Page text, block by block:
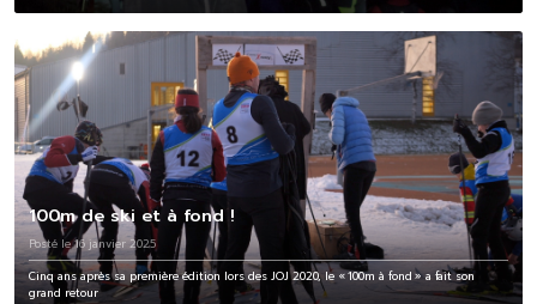
100m de ski et à fond !
Posté le 16 janvier 2025
Cinq ans après sa première édition lors des JOJ 2020, le « 100m à fond » a fait son
grand retour